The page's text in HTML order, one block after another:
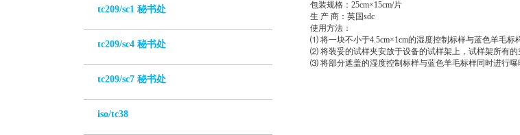
tc209/sc1 秘书处
tc209/sc4 秘书处
tc209/sc7 秘书处
iso/tc38
包装规格：25cm×15cm/片
生 产 商：英国sdc
使用方法：
⑴ 将一块不小于4.5cm×1cm的湿度控制标样与蓝色羊毛标
⑵ 将装妥的试样夹安放于设备的试样架上，试样架所有的
⑶ 将部分遮盖的湿度控制标样与蓝色羊毛标样同时进行